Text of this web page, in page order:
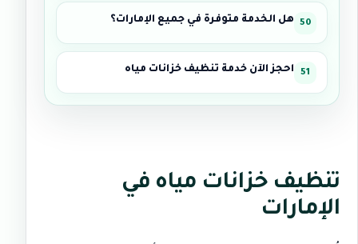
هل الخدمة متوفرة في جميع الإمارات؟
احجز الآن خدمة تنظيف خزانات مياه
تنظيف خزانات مياه في
الإمارات